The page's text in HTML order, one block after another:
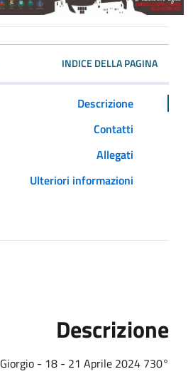
INDICE DELLA PAGINA
Descrizione
Contatti
Allegati
Ulteriori informazioni
Descrizione
730° Fiera San Giorgio - 18 - 21 Aprile 2024